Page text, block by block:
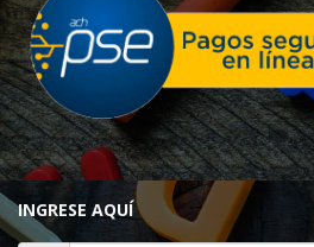
INGRESE AQUÍ